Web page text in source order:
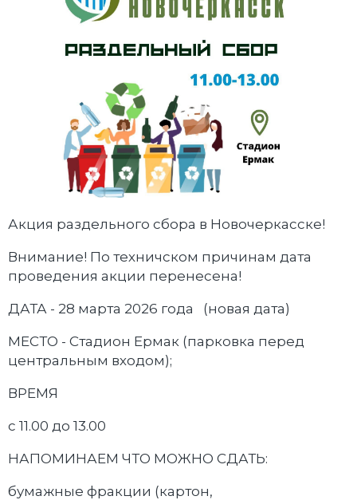
Акция раздельного сбора в Новочеркасске!
Внимание! По техничском причинам дата
проведения акции перенесена!
ДАТА - 28 марта 2026 года (новая дата)
МЕСТО - Стадион Ермак (парковка перед
центральным входом);
ВРЕМЯ
с 11.00 до 13.00
НАПОМИНАЕМ ЧТО МОЖНО СДАТЬ:
бумажные фракции (картон,